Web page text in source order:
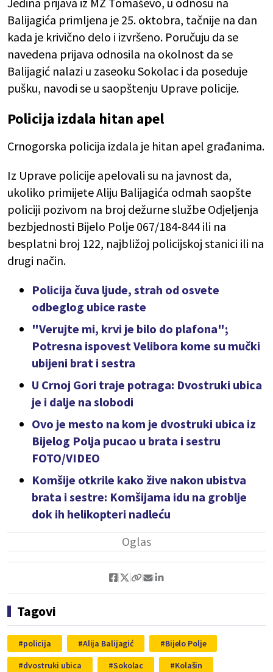
Balijagića primljena je 25. oktobra, tačnije na dan
kada je krivično delo i izvršeno. Poručuju da se
navedena prijava odnosila na okolnost da se
Balijagić nalazi u zaseoku Sokolac i da poseduje
pušku, navodi se u saopštenju Uprave policije.
Policija izdala hitan apel
Crnogorska policija izdala je hitan apel građanima.
Iz Uprave policije apelovali su na javnost da,
ukoliko primijete Aliju Balijagića odmah saopšte
policiji pozivom na broj dežurne službe Odjeljenja
bezbjednosti Bijelo Polje 067/184-844 ili na
besplatni broj 122, najbližoj policijskoj stanici ili na
drugi način.
Policija čuva ljude, strah od osvete
odbeglog ubice raste
"Verujte mi, krvi je bilo do plafona";
Potresna ispovest Velibora kome su mučki
ubijeni brat i sestra
U Crnoj Gori traje potraga: Dvostruki ubica
je i dalje na slobodi
Ovo je mesto na kom je dvostruki ubica iz
Bijelog Polja pucao u brata i sestru
FOTO/VIDEO
Komšije otkrile kako žive nakon ubistva
brata i sestre: Komšijama idu na groblje
dok ih helikopteri nadleću
Tagovi
policija Alija Balijagić
Bijelo Polje
dvostruki ubica
Sokolac Kolašin